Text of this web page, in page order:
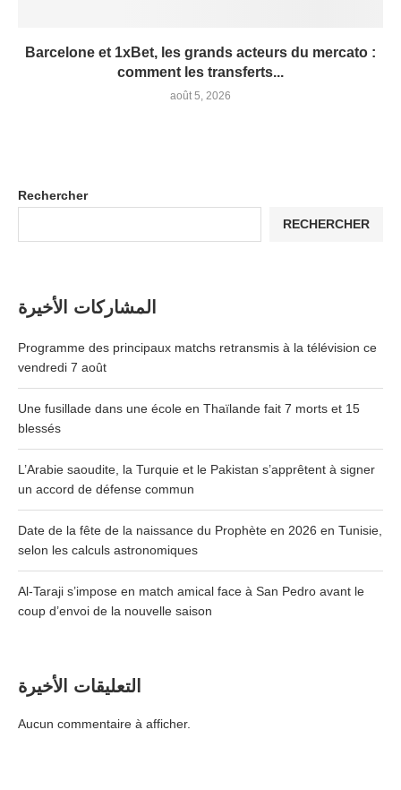
Barcelone et 1xBet, les grands acteurs du mercato :
comment les transferts...
août 5, 2026
Rechercher
RECHERCHER
المشاركات الأخيرة
Programme des principaux matchs retransmis à la télévision ce
vendredi 7 août
Une fusillade dans une école en Thaïlande fait 7 morts et 15
blessés
L’Arabie saoudite, la Turquie et le Pakistan s’apprêtent à signer
un accord de défense commun
Date de la fête de la naissance du Prophète en 2026 en Tunisie,
selon les calculs astronomiques
Al-Taraji s’impose en match amical face à San Pedro avant le
coup d’envoi de la nouvelle saison
التعليقات الأخيرة
Aucun commentaire à afficher.